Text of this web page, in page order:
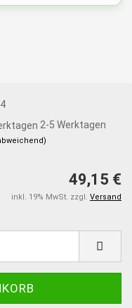
2-5 Werktagen
49,15 €
inkl. 19% MwSt. zzgl. Versand